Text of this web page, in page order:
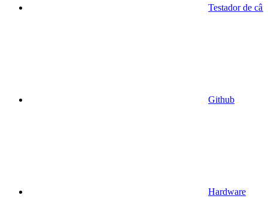
Testador de
Github
Hardware